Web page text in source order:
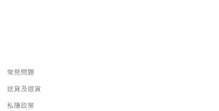
常見問題
送貨及退貨
私隱政策